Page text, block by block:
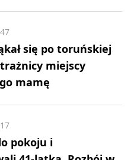
się po toruńskiej
miejscy
mamę
pokoju i